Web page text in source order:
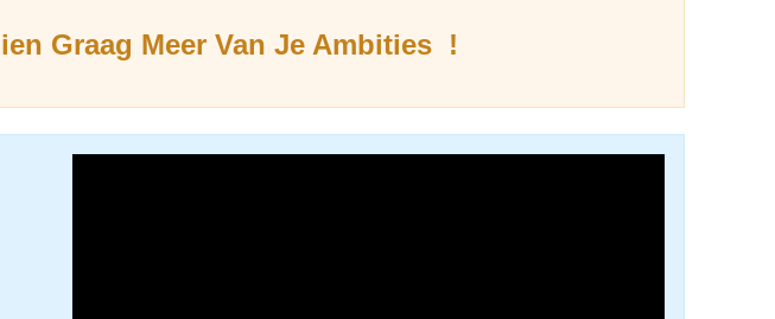
Graag Meer Van Je Ambities !